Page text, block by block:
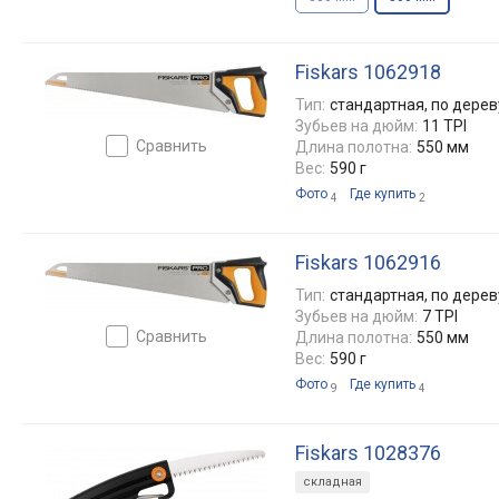
сравнить
Fiskars 1062918
Тип: стандартная, по
Зубьев на дюйм: 11 TPI
Длина полотна: 550 мм
Вес: 590 г
Фото 4 Где купить 2
сравнить
Fiskars 1062916
Тип: стандартная, по
Зубьев на дюйм: 7 TPI
Длина полотна: 550 мм
Вес: 590 г
Фото 9 Где купить 4
Fiskars 1028376
складная